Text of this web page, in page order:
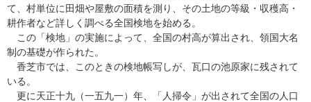
て、村単位に田畑や屋敷の面積を測り、その土地の等級・収穫高・
耕作者など詳しく調べる全国検地を始める。
この「検地」の実施によって、全国の村高が算出され、領国大名
制の基礎が作られた。
香芝市では、このときの検地帳写しが、瓦口の池原家に残されて
いる。
更に天正十九（一五九一）年、「人掃令」が出されて全国の人口